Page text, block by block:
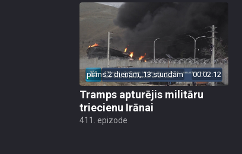
pirms 2 dienām, 13 stundām 00:02:12
Tramps apturējis militāru
triecienu Irānai
411. epizode